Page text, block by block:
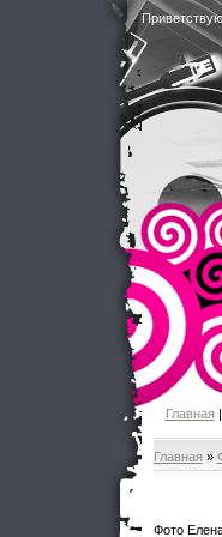
Главная|
Главная »
Фото